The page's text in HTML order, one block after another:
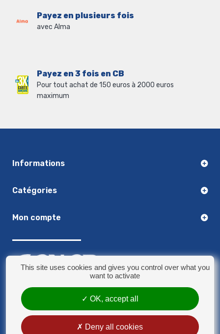
Payez en plusieurs fois
avec Alma
Payez en 3 fois en CB
Pour tout achat de 150 euros à 2000 euros
maximum
Informations
Catégories
Mon compte
8 rue Jules Verne - 59790 Ronchin
contact@sonorplus.com
This site uses cookies and gives you control over what you
want to activate
OK, accept all
Deny all cookies